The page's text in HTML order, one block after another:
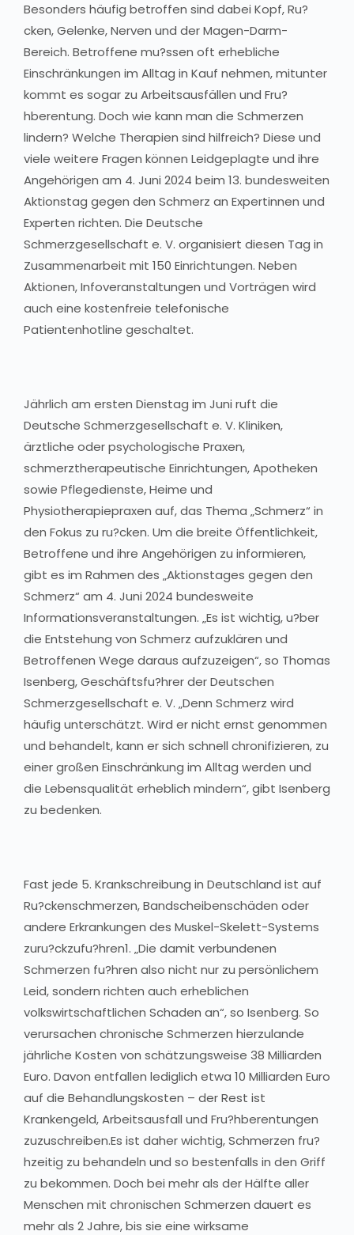
Besonders häufig betroffen sind dabei Kopf, Ru?
cken, Gelenke, Nerven und der Magen-Darm-
Bereich. Betroffene mu?ssen oft erhebliche
Einschränkungen im Alltag in Kauf nehmen, mitunter
kommt es sogar zu Arbeitsausfällen und Fru?
hberentung. Doch wie kann man die Schmerzen
lindern? Welche Therapien sind hilfreich? Diese und
viele weitere Fragen können Leidgeplagte und ihre
Angehörigen am 4. Juni 2024 beim 13. bundesweiten
Aktionstag gegen den Schmerz an Expertinnen und
Experten richten. Die Deutsche
Schmerzgesellschaft e. V. organisiert diesen Tag in
Zusammenarbeit mit 150 Einrichtungen. Neben
Aktionen, Infoveranstaltungen und Vorträgen wird
auch eine kostenfreie telefonische
Patientenhotline geschaltet.
Jährlich am ersten Dienstag im Juni ruft die
Deutsche Schmerzgesellschaft e. V. Kliniken,
ärztliche oder psychologische Praxen,
schmerztherapeutische Einrichtungen, Apotheken
sowie Pflegedienste, Heime und
Physiotherapiepraxen auf, das Thema „Schmerz“ in
den Fokus zu ru?cken. Um die breite Öffentlichkeit,
Betroffene und ihre Angehörigen zu informieren,
gibt es im Rahmen des „Aktionstages gegen den
Schmerz“ am 4. Juni 2024 bundesweite
Informationsveranstaltungen. „Es ist wichtig, u?ber
die Entstehung von Schmerz aufzuklären und
Betroffenen Wege daraus aufzuzeigen“, so Thomas
Isenberg, Geschäftsfu?hrer der Deutschen
Schmerzgesellschaft e. V. „Denn Schmerz wird
häufig unterschätzt. Wird er nicht ernst genommen
und behandelt, kann er sich schnell chronifizieren, zu
einer großen Einschränkung im Alltag werden und
die Lebensqualität erheblich mindern“, gibt Isenberg
zu bedenken.
Fast jede 5. Krankschreibung in Deutschland ist auf
Ru?ckenschmerzen, Bandscheibenschäden oder
andere Erkrankungen des Muskel-Skelett-Systems
zuru?ckzufu?hren1. „Die damit verbundenen
Schmerzen fu?hren also nicht nur zu persönlichem
Leid, sondern richten auch erheblichen
volkswirtschaftlichen Schaden an“, so Isenberg. So
verursachen chronische Schmerzen hierzulande
jährliche Kosten von schätzungsweise 38 Milliarden
Euro. Davon entfallen lediglich etwa 10 Milliarden Euro
auf die Behandlungskosten – der Rest ist
Krankengeld, Arbeitsausfall und Fru?hberentungen
zuzuschreiben.Es ist daher wichtig, Schmerzen fru?
hzeitig zu behandeln und so bestenfalls in den Griff
zu bekommen. Doch bei mehr als der Hälfte aller
Menschen mit chronischen Schmerzen dauert es
mehr als 2 Jahre, bis sie eine wirksame